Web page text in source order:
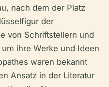
nach dem der Platz
der
von Schriftstellern und
ihre Werke und Ideen
waren bekannt
Ansatz in der Literatur